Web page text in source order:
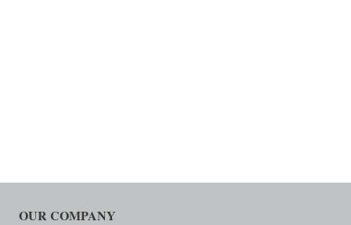
OUR COMPANY